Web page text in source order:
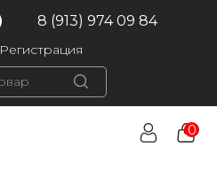
8 (913) 974 09 84
Регистрация
0